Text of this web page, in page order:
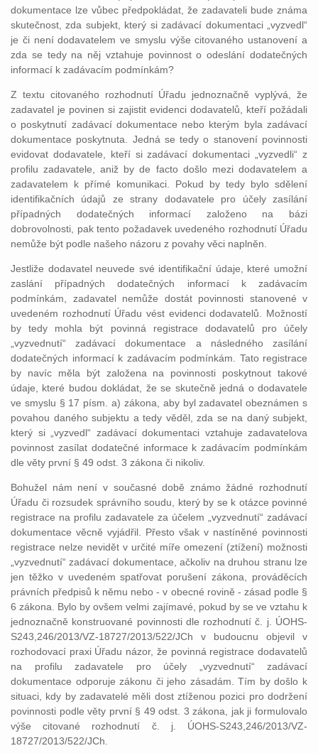
dokumentace lze vůbec předpokládat, že zadavateli bude známa
skutečnost, zda subjekt, který si zadávací dokumentaci „vyzvedl“
je či není dodavatelem ve smyslu výše citovaného ustanovení a
zda se tedy na něj vztahuje povinnost o odeslání dodatečných
informací k zadávacím podmínkám?
Z textu citovaného rozhodnutí Úřadu jednoznačně vyplývá, že
zadavatel je povinen si zajistit evidenci dodavatelů, kteří požádali
o poskytnutí zadávací dokumentace nebo kterým byla zadávací
dokumentace poskytnuta. Jedná se tedy o stanovení povinnosti
evidovat dodavatele, kteří si zadávací dokumentaci „vyzvedli“ z
profilu zadavatele, aniž by de facto došlo mezi dodavatelem a
zadavatelem k přímé komunikaci. Pokud by tedy bylo sdělení
identifikačních údajů ze strany dodavatele pro účely zasílání
případných dodatečných informací založeno na bázi
dobrovolnosti, pak tento požadavek uvedeného rozhodnutí Úřadu
nemůže být podle našeho názoru z povahy věci naplněn.
Jestliže dodavatel neuvede své identifikační údaje, které umožní
zaslání případných dodatečných informací k zadávacím
podmínkám, zadavatel nemůže dostát povinnosti stanovené v
uvedeném rozhodnutí Úřadu vést evidenci dodavatelů. Možností
by tedy mohla být povinná registrace dodavatelů pro účely
„vyzvednutí“ zadávací dokumentace a následného zasílání
dodatečných informací k zadávacím podmínkám. Tato registrace
by navíc měla být založena na povinnosti poskytnout takové
údaje, které budou dokládat, že se skutečně jedná o dodavatele
ve smyslu § 17 písm. a) zákona, aby byl zadavatel obeznámen s
povahou daného subjektu a tedy věděl, zda se na daný subjekt,
který si „vyzvedl“ zadávací dokumentaci vztahuje zadavatelova
povinnost zasílat dodatečné informace k zadávacím podmínkám
dle věty první § 49 odst. 3 zákona či nikoliv.
Bohužel nám není v současné době známo žádné rozhodnutí
Úřadu či rozsudek správního soudu, který by se k otázce povinné
registrace na profilu zadavatele za účelem „vyzvednutí“ zadávací
dokumentace věcně vyjádřil. Přesto však v nastíněné povinnosti
registrace nelze nevidět v určité míře omezení (ztížení) možnosti
„vyzvednutí“ zadávací dokumentace, ačkoliv na druhou stranu lze
jen těžko v uvedeném spatřovat porušení zákona, prováděcích
právních předpisů k němu nebo - v obecné rovině - zásad podle §
6 zákona. Bylo by ovšem velmi zajímavé, pokud by se ve vztahu k
jednoznačně konstruované povinnosti dle rozhodnutí č. j. ÚOHS-
S243,246/2013/VZ-18727/2013/522/JCh v budoucnu objevil v
rozhodovací praxi Úřadu názor, že povinná registrace dodavatelů
na profilu zadavatele pro účely „vyzvednutí“ zadávací
dokumentace odporuje zákonu či jeho zásadám. Tím by došlo k
situaci, kdy by zadavatelé měli dost ztíženou pozici pro dodržení
povinnosti podle věty první § 49 odst. 3 zákona, jak ji formulovalo
výše citované rozhodnutí č. j. ÚOHS-S243,246/2013/VZ-
18727/2013/522/JCh.